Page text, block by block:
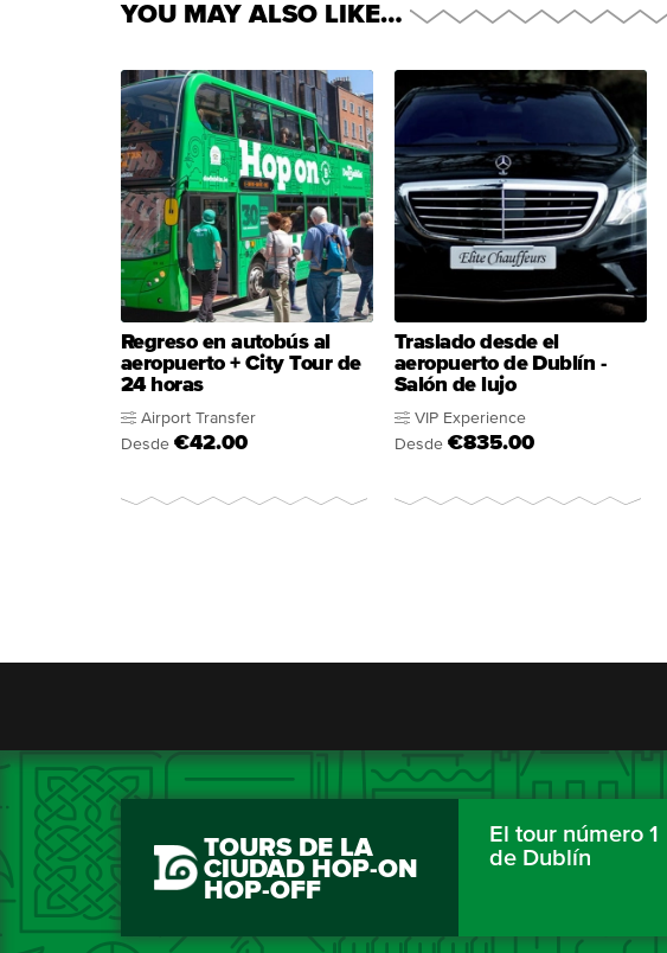
YOU MAY ALSO LIKE…
Regreso en autobús al
aeropuerto + City Tour de
24 horas
Airport Transfer
Desde €42.00
Traslado desde el
aeropuerto de Dublín -
Salón de lujo
VIP Experience
Desde €835.00
TOURS DE LA
CIUDAD HOP-ON
HOP-OFF
El tour número 1
de Dublín